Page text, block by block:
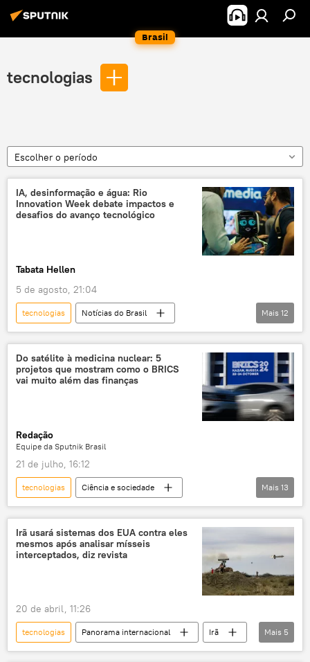
Brasil
tecnologias
Escolher o período
IA, desinformação e água: Rio
Innovation Week debate impactos e
desafios do avanço tecnológico
Tabata Hellen
5 de agosto, 21:04
tecnologias
Notícias do Brasil
Rio de Janeiro
Brasil
água
CEDAE
tecnologia da informação
Tecnologias de Ponta
evento
tecnologia
Mais 12
Do satélite à medicina nuclear: 5
projetos que mostram como o BRICS
vai muito além das finanças
Redação
Equipe da Sputnik Brasil
21 de julho, 16:12
tecnologias
Ciência e sociedade
Economia
Brasil
Sul Global
Índia
Novo Banco de Desenvolvimento
BRICS
Agência Espacial Brasileira
cooperação multilateral
exploração do espaço
Ciência e Tecnologia
Mais 13
Irã usará sistemas dos EUA contra eles
mesmos após analisar mísseis
interceptados, diz revista
20 de abril, 11:26
tecnologias Panorama internacional
Irã
Estados Unidos
míssil
intercepção
Mais 5